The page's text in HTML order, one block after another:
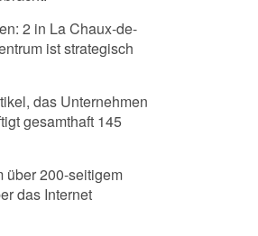
2 in La Chaux-de-
ist strategisch
das Unternehmen
gesamthaft 145
über 200-seitigem
das Internet